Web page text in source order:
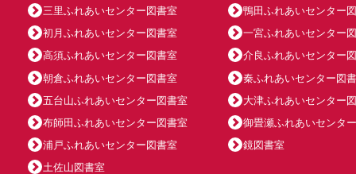
三里ふれあいセンター図書室
鴨田ふれあいセンター
初月ふれあいセンター図書室
一宮ふれあいセンター
高須ふれあいセンター図書室
介良ふれあいセンター
朝倉ふれあいセンター図書室
秦ふれあいセンター図
五台山ふれあいセンター図書室
大津ふれあいセンター
布師田ふれあいセンター図書室
御畳瀬ふれあいセンタ
浦戸ふれあいセンター図書室
鏡図書室
土佐山図書室